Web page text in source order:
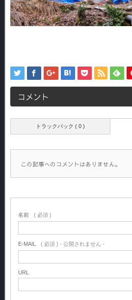
コメント
トラックバック ( 0 )
この記事へのコメントはありません。
名前 ( 必須 )
E-MAIL ( 必須 ) - 公開されません -
URL